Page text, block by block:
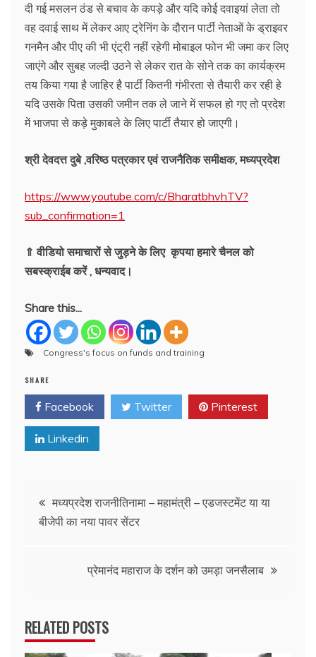
दी गई मसलन ठंड से बचाव के कपड़े और यदि कोई दवाइयां लेता तो
वह दवाई साथ में लेकर आए ट्रेनिंग के दौरान पार्टी नेताओं के ड्राइवर
गनमैन और पीए की भी एंट्री नहीं रहेगी मोबाइल फोन भी जमा कर लिए
जाएंगे और सुबह जल्दी उठने से लेकर रात के सोने तक का कार्यक्रम
तय किया गया है जाहिर है पार्टी कितनी गंभीरता से तैयारी कर रही हे
यदि उसके पिता उसकी जमीन तक ले जाने में सफल हो गए तो प्रदेश
में भाजपा से कड़े मुकाबले के लिए पार्टी तैयार हो जाएगी।
श्री देवदत्त दुबे ,वरिष्ठ पत्रकार एवं राजनैतिक समीक्षक, मध्यप्रदेश
https://www.youtube.com/c/BharatbhvhTV?
sub_confirmation=1
⇑ वीडियो समाचारों से जुड़ने के लिए कृपया हमारे चैनल को
सबस्क्राईब करें , धन्यवाद।
Share this...
Congress's focus on funds and training
SHARE
Facebook Twitter Pinterest
Linkedin
Post
navigation
मध्यप्रदेश राजनीतिनामा – महामंत्री – एडजस्टमेंट या या
बीजेपी का नया पावर सेंटर
प्रेमानंद महाराज के दर्शन को उमड़ा जनसैलाब
RELATED POSTS